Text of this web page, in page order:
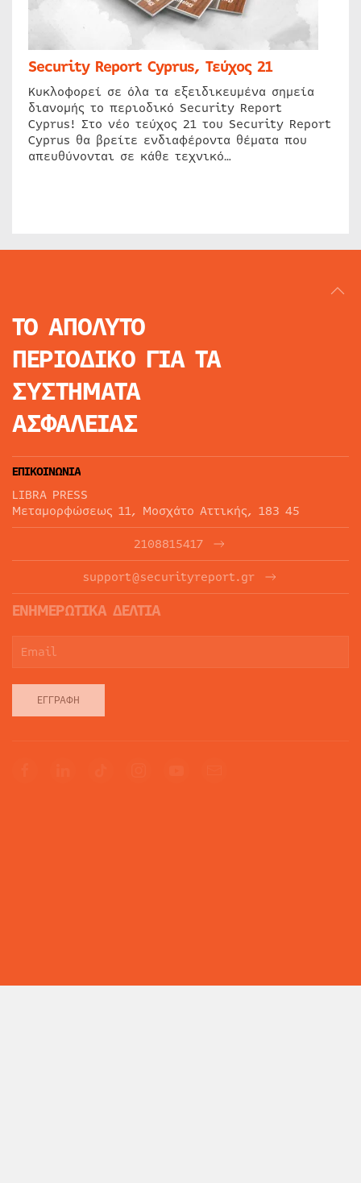
Security Report Cyprus, Τεύχος 21
Κυκλοφορεί σε όλα τα εξειδικευμένα σημεία
διανομής το περιοδικό Security Report
Cyprus! Στο νέο τεύχος 21 του Security Report
Cyprus θα βρείτε ενδιαφέροντα θέματα που
απευθύνονται σε κάθε τεχνικό…
ΤΟ ΑΠΟΛΥΤΟ
ΠΕΡΙΟΔΙΚΟ ΓΙΑ ΤΑ
ΣΥΣΤΗΜΑΤΑ
ΑΣΦΑΛΕΙΑΣ
ΕΠΙΚΟΙΝΩΝΙΑ
LIBRA PRESS
Μεταμορφώσεως 11, Μοσχάτο Αττικής, 183 45
2108815417
support@securityreport.gr
ΕΝΗΜΕΡΩΤΙΚΑ ΔΕΛΤΙΑ
ΕΓΓΡΑΦΉ